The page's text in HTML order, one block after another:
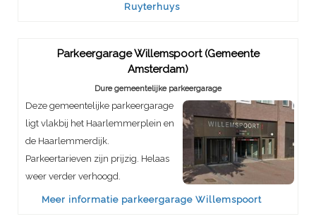
Ruyterhuys
Parkeergarage Willemspoort (Gemeente
Amsterdam)
Dure gemeentelijke parkeergarage
Deze gemeentelijke parkeergarage
ligt vlakbij het Haarlemmerplein en
de Haarlemmerdijk.
Parkeertarieven zijn prijzig. Helaas
weer verder verhoogd.
Meer informatie parkeergarage Willemspoort